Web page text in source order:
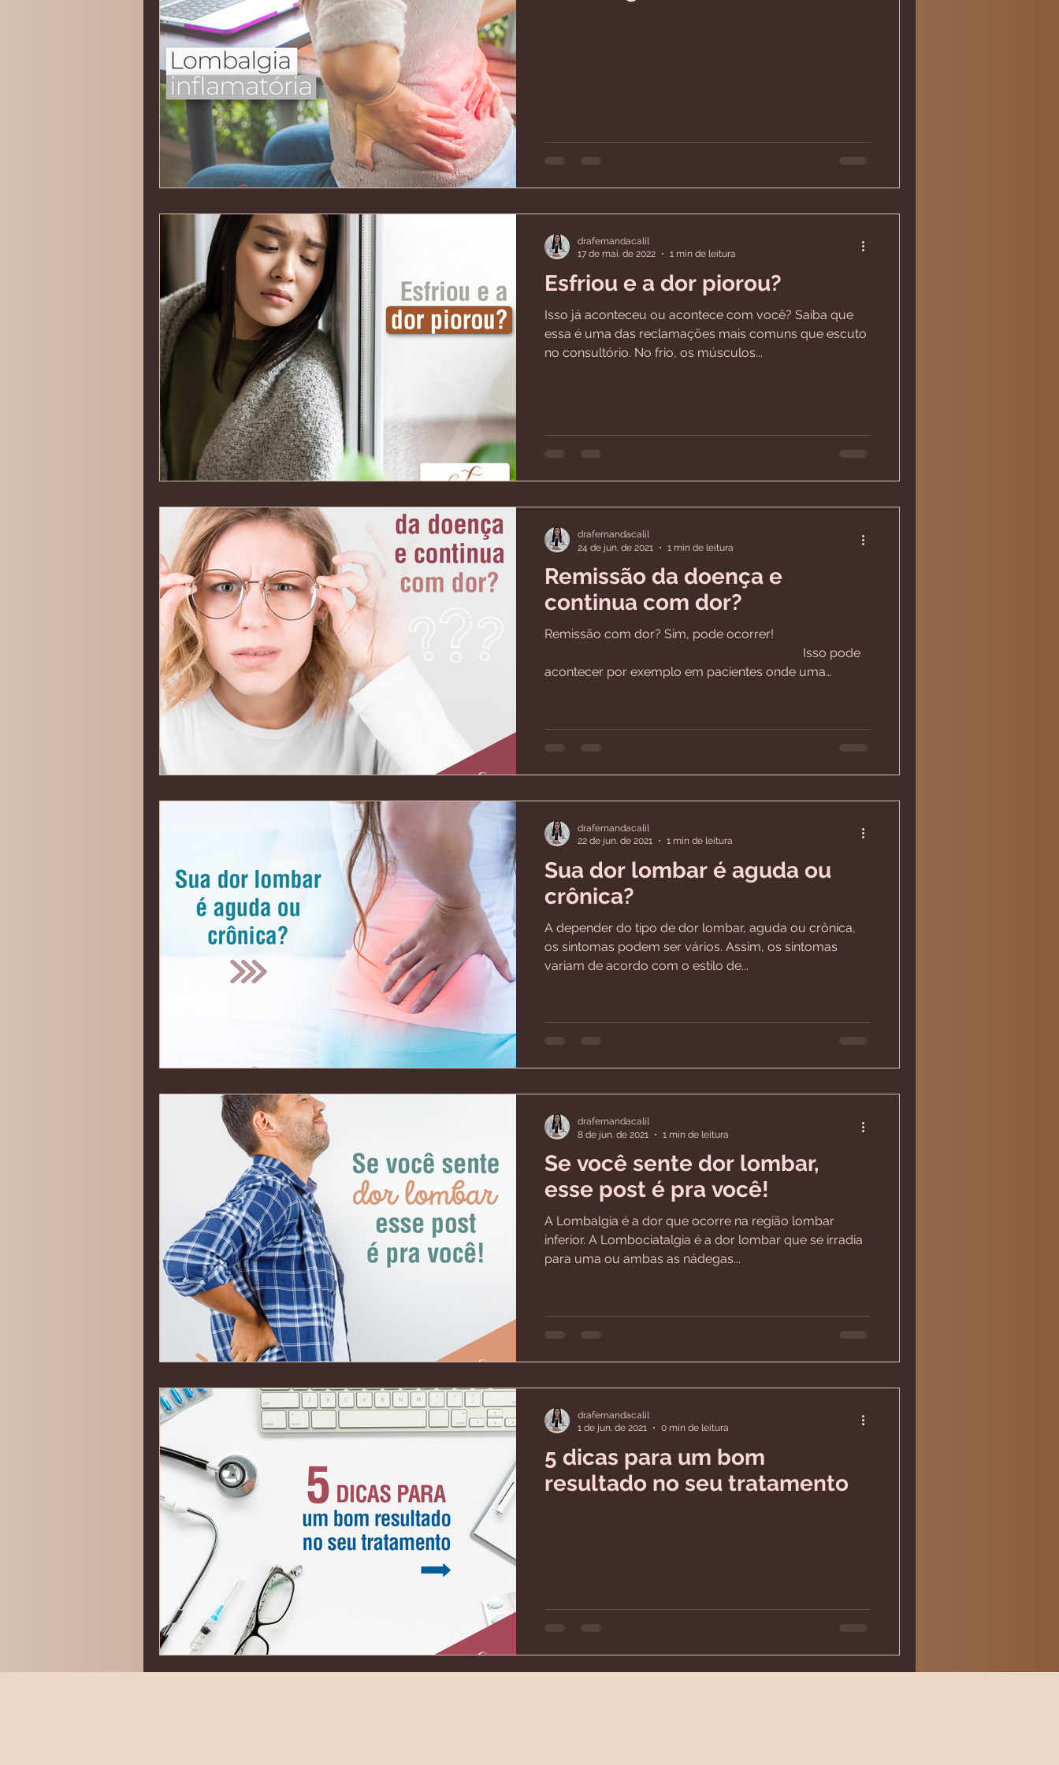
Esfriou e a dor piorou?
Isso já aconteceu ou acontece com você? Saiba que
essa é uma das reclamações mais comuns que escuto
no consultório. No frio, os músculos...
drafernandacalil
17 de mai. de 2022
1 min de leitura
Remissão da doença e
continua com dor?
Remissão com dor? Sim, pode ocorrer!
⠀⠀⠀⠀⠀⠀⠀⠀⠀⠀⠀⠀⠀⠀⠀⠀⠀⠀⠀⠀⠀⠀⠀⠀⠀⠀⠀ Isso pode
acontecer por exemplo em pacientes onde uma
drafernandacalil
24 de jun. de 2021
1 min de leitura
Sua dor lombar é aguda ou
crônica?
A depender do tipo de dor lombar, aguda ou crônica,
os sintomas podem ser vários. Assim, os sintomas
variam de acordo com o estilo de...
drafernandacalil
22 de jun. de 2021
1 min de leitura
Se você sente dor lombar,
esse post é pra você!
A Lombalgia é a dor que ocorre na região lombar
inferior. A Lombociatalgia é a dor lombar que se irradia
para uma ou ambas as nádegas...
drafernandacalil
8 de jun. de 2021
1 min de leitura
5 dicas para um bom
resultado no seu tratamento
drafernandacalil
1 de jun. de 2021
0 min de leitura